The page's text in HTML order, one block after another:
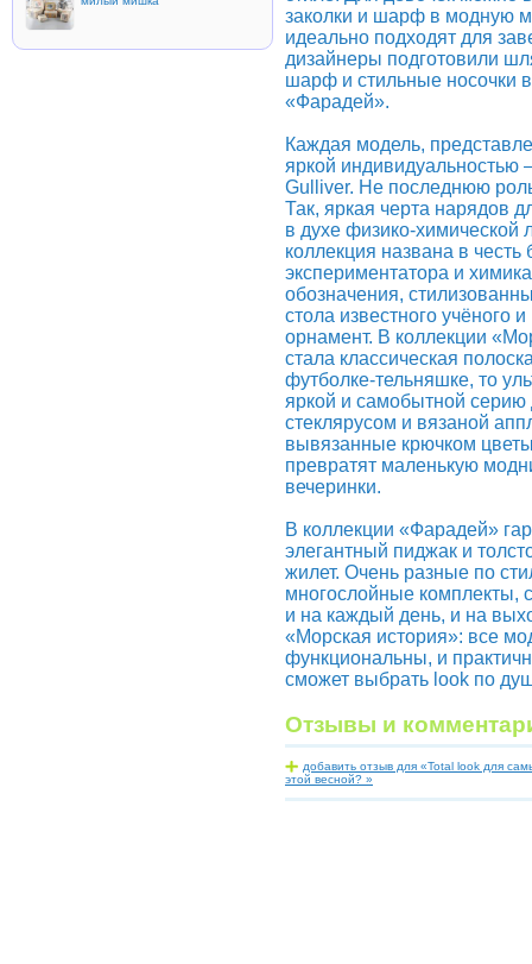
заколки и шарф в модную
идеально подходят для
дизайнеры подготовили
шарф и стильные носочки
«Фарадей».
Каждая модель,
яркой индивидуальностью
Gulliver. Не последнюю
Так, яркая черта нарядов
в духе физико-химической
коллекция названа в честь
экспериментатора и
обозначения,
стола известного учёного
орнамент. В коллекции
стала классическая
футболке-тельняшке, то
яркой и самобытной
стеклярусом и вязаной
вывязанные крючком
превратят маленькую
вечеринки.
В коллекции «Фарадей»
элегантный пиджак и
жилет. Очень разные по
многослойные комплекты,
и на каждый день, и на
«Морская история»: все
функциональны, и
сможет выбрать look по
Отзывы и
добавить отзыв для «Total look для
этой весной? »